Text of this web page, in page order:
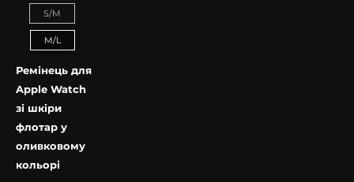
S/M
M/L
Ремінець для
Apple Watch
зі шкіри
флотар у
оливковому
кольорі